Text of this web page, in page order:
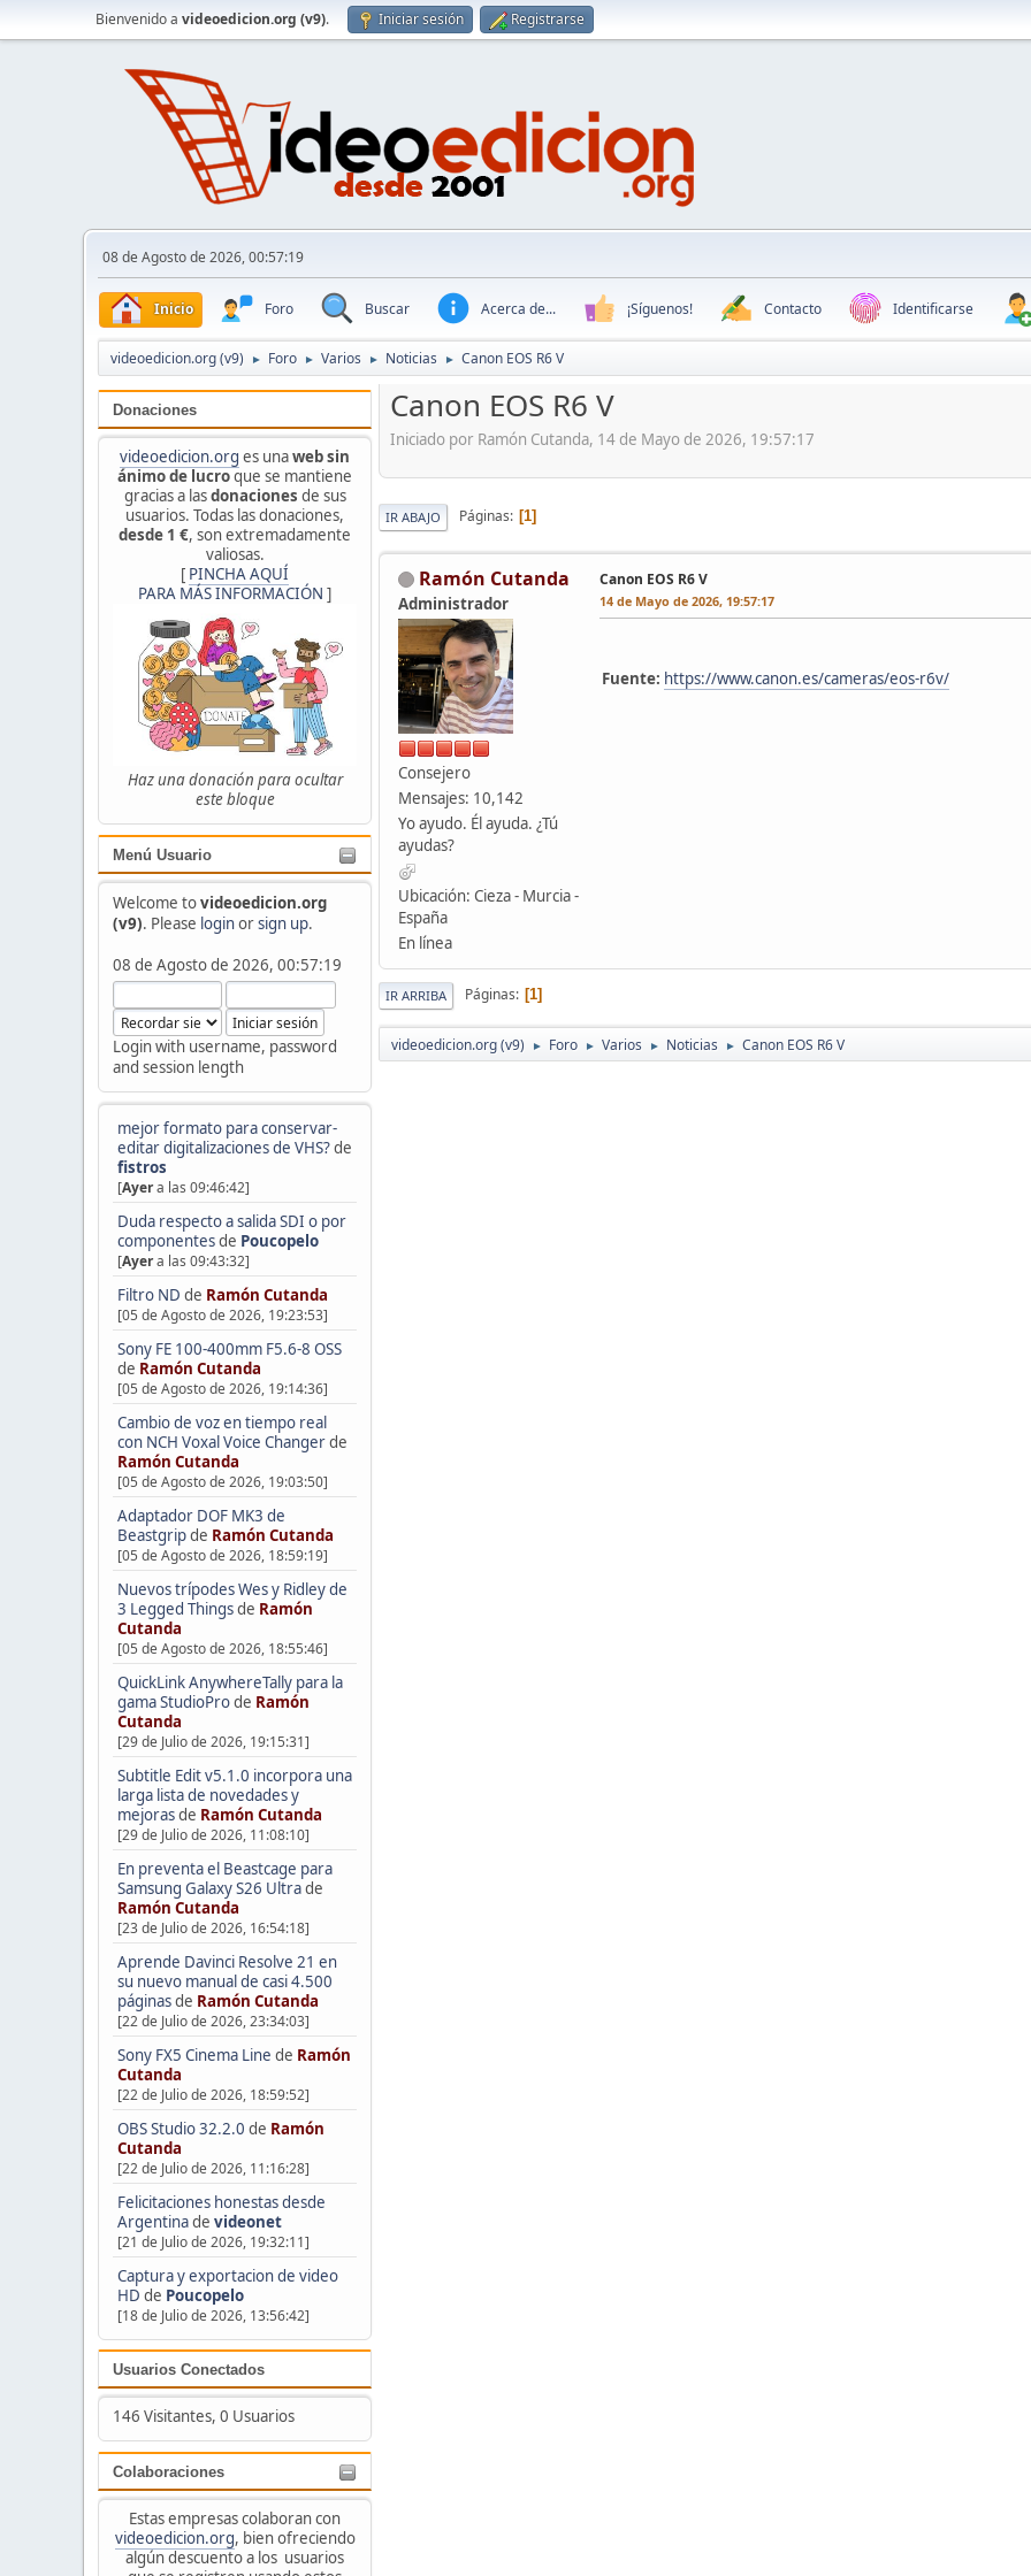
Bienvenido a videoedicion.org (v9). Iniciar sesión Registrarse
08 de Agosto de 2026, 00:57:19
Inicio Foro Buscar Acerca de... ¡Síguenos! Contacto Identificarse
videoedicion.org (v9) ► Foro ► Varios ► Noticias ► Canon EOS R6 V
Donaciones
videoedicion.org es unaweb sin
ánimo de lucroque se mantiene
gracias a lasdonaciones de sus
usuarios. Todas las donaciones,
desde 1 €, son extremadamente
valiosas.
[ PINCHA AQUÍ
PARA MÁS INFORMACIÓN ]
Haz una donación para ocultar
este bloque
Menú Usuario
Welcome tovideoedicion.org
(v9). Please loginorsign up.
08 de Agosto de 2026, 00:57:19
Login with username, password
and session length
mejor formato para conservar-
editar digitalizaciones de VHS?de
fistros
[Ayera las 09:46:42]
Duda respecto a salida SDI o por
componentesde Poucopelo
[Ayera las 09:43:32]
Filtro ND de Ramón Cutanda
[05 de Agosto de 2026, 19:23:53]
Sony FE 100-400mm F5.6-8 OSS
de Ramón Cutanda
[05 de Agosto de 2026, 19:14:36]
Cambio de voz en tiempo real
con NCH Voxal Voice Changerde
Ramón Cutanda
[05 de Agosto de 2026, 19:03:50]
Adaptador DOF MK3 de
Beastgripde Ramón Cutanda
[05 de Agosto de 2026, 18:59:19]
Nuevos trípodes Wes y Ridley de
3 Legged Thingsde Ramón
Cutanda
[05 de Agosto de 2026, 18:55:46]
QuickLink AnywhereTally para la
gama StudioProde Ramón
Cutanda
[29 de Julio de 2026, 19:15:31]
Subtitle Edit v5.1.0 incorpora una
larga lista de novedades y
mejorasde Ramón Cutanda
[29 de Julio de 2026, 11:08:10]
En preventa el Beastcage para
Samsung Galaxy S26 Ultrade
Ramón Cutanda
[23 de Julio de 2026, 16:54:18]
Aprende Davinci Resolve 21 en
su nuevo manual de casi 4.500
páginasde Ramón Cutanda
[22 de Julio de 2026, 23:34:03]
Sony FX5 Cinema Line de Ramón
Cutanda
[22 de Julio de 2026, 18:59:52]
OBS Studio 32.2.0 de Ramón
Cutanda
[22 de Julio de 2026, 11:16:28]
Felicitaciones honestas desde
Argentinade videonet
[21 de Julio de 2026, 19:32:11]
Captura y exportacion de video
HD de Poucopelo
[18 de Julio de 2026, 13:56:42]
Usuarios Conectados
146 Visitantes, 0 Usuarios
Colaboraciones
Estas empresas colaboran con
videoedicion.org, bien ofreciendo
algún descuento a los usuarios
Canon EOS R6 V
Iniciado por Ramón Cutanda, 14 de Mayo de 2026, 19:57:17
IR ABAJO Páginas 1
Ramón Cutanda
Administrador
Consejero
Mensajes: 10,142
Yo ayudo. Él ayuda. ¿Tú
ayudas?
Ubicación: Cieza - Murcia -
España
En línea
Canon EOS R6 V
14 de Mayo de 2026, 19:57:17
Fuente: https://www.canon.es/cameras/eos-r6v/
IR ARRIBA Páginas 1
videoedicion.org (v9) ► Foro ► Varios ► Noticias ► Canon EOS R6 V